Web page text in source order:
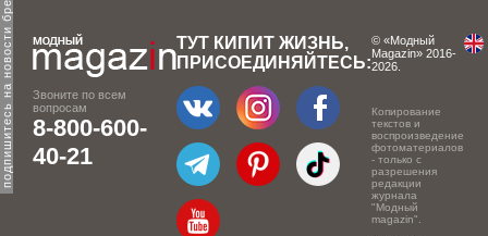
подпишитесь на новости брендов
Звоните по всем
вопросам
8-800-600-
40-21
ТУТ КИПИТ ЖИЗНЬ,
ПРИСОЕДИНЯЙТЕСЬ:
© «Модный
Magazin» 2016-
2026.
Копирование
текстов и
воспроизведение
фотоматериалов
- только с
разрешения
редакции
журнала
"Модный
magazin".